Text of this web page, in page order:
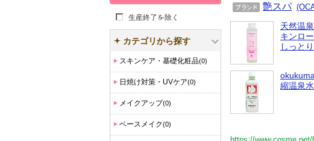
艶スパ
天然温
キンロ
しっとり
縮温泉水
買える商品を探す
生産終了を除く
カテゴリから探す
スキンケア・基礎化粧品(0)
日焼け対策・UVケア(0)
メイクアップ(0)
ベースメイク(0)